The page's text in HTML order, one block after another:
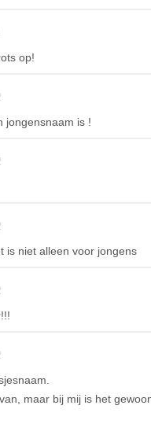
op!
jongensnaam is !
is niet alleen voor jongens
maar bij mij is het